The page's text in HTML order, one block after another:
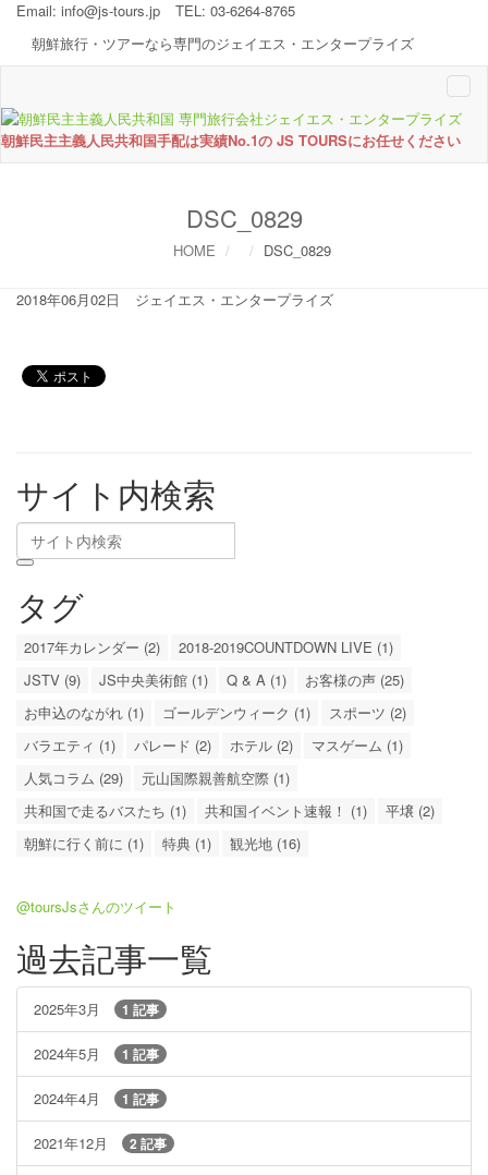
Email: info@js-tours.jp
TEL: 03-6264-8765
朝鮮旅行・ツアーなら専門のジェイエス・エンタープライズ
朝鮮民主主義人民共和国手配は実績No.1の JS TOURSにお任せください
DSC_0829
HOME DSC_0829
2018年06月02日 ジェイエス・エンタープライズ
サイト内検索
タグ
2017年カレンダー (2)
2018-2019COUNTDOWN LIVE (1)
JSTV (9)
JS中央美術館 (1) Q & A (1)
お客様の声 (25)
お申込のながれ (1)
ゴールデンウィーク (1)
スポーツ (2)
バラエティ (1)
パレード (2) ホテル (2)
マスゲーム (1)
人気コラム (29)
元山国際親善航空際 (1)
共和国で走るバスたち (1)
共和国イベント速報！ (1)
平壌 (2)
朝鮮に行く前に (1)
特典 (1) 観光地 (16)
@toursJsさんのツイート
過去記事一覧
2025年3月 1 記事
2024年5月 1 記事
2024年4月 1 記事
2021年12月 2 記事